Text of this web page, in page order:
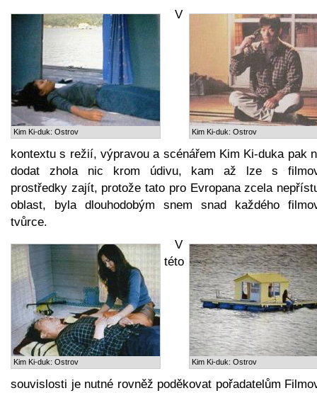
Kim Ki-duk: Ostrov Kim Ki-duk: Ostrov
V
kontextu s režií, výpravou a scénářem Kim Ki-duka pak
dodat zhola nic krom údivu, kam až lze s
prostředky zajít, protože tato pro Evropana zcela
oblast, byla dlouhodobým snem snad každého
tvůrce.
Kim Ki-duk: Ostrov Kim Ki-duk: Ostrov
V
této
souvislosti je nutné rovněž poděkovat pořadatelům